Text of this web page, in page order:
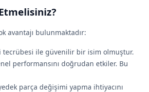
avantajı bulunmaktadır:
tecrübesi ile güvenilir bir isim olmuştur.
performansını doğrudan etkiler. Bu
parça değişimi yapma ihtiyacını